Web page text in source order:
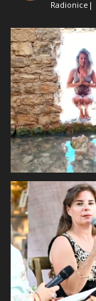
Radionice|
Dolaz da sam bila
preko ljeta
72
Prošli tjedan
slavila 2
67